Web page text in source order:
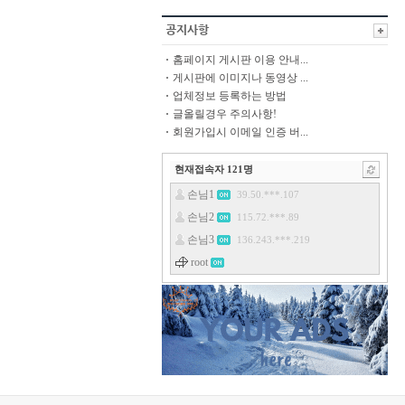
홈페이지 게시판 이용 안내...
게시판에 이미지나 동영상 ...
업체정보 등록하는 방법
글올릴경우 주의사항!
회원가입시 이메일 인증 버...
현재접속자 121 명